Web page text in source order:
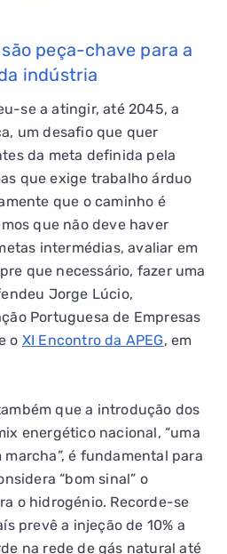
peça-chave para a
indústria
se a atingir, até 2045, a
um desafio que quer
da meta definida pela
que exige trabalho árduo
que o caminho é
que não deve haver
intermédias, avaliar em
que necessário, fazer uma
Jorge Lúcio,
Portuguesa de Empresas
o XI Encontro da APEG, em
que a introdução dos
energético nacional, “uma
é fundamental para
“bom sinal” o
o hidrogénio. Recorde-se
prevê a injeção de 10% a
na rede de gás natural até
GÁS NATURAL
RENOVÁVEIS
DE POUPANÇA